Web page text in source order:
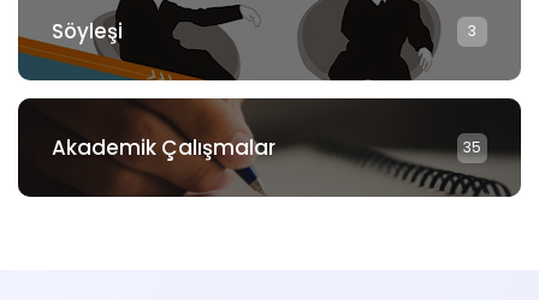
Söyleşi 3
Akademik Çalışmalar 35